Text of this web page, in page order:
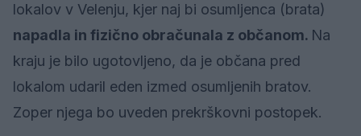
lokalov v Velenju, kjer naj bi osumljenca (brata)
napadla in fizično obračunala z občanom. Na
kraju je bilo ugotovljeno, da je občana pred
lokalom udaril eden izmed osumljenih bratov.
Zoper njega bo uveden prekrškovni postopek.